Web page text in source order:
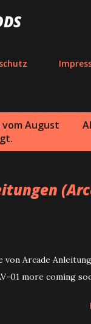
zum Hauptbereich
vom August
Arcade
01 more coming